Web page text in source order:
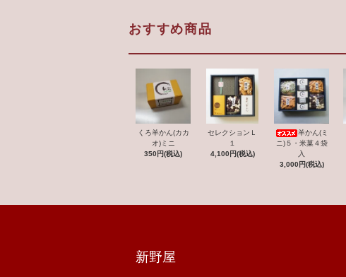
おすすめ商品
くろ羊かん(カカ
オ)ミニ
350円(税込)
セレクションＬ
１
4,100円(税込)
羊かん(ミ
ニ)５・米菓４袋
入
3,000円(税込)
新野屋